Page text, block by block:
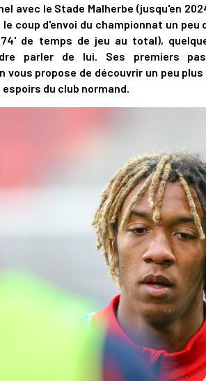
avec le Stade Malherbe (jusqu'en
le coup d'envoi du championnat un
de temps de jeu au total),
parler de lui. Ses premiers
propose de découvrir un peu
espoirs du club normand.